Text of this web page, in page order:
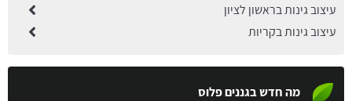
עיצוב גינות בראשון לציון
עיצוב גינות בקריות
מה חדש בגננים פלוס